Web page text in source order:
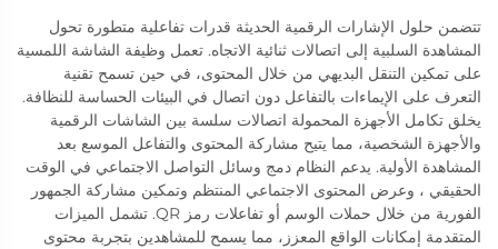
تتضمن حلول الإشارات الرقمية الحديثة قدرات تفاعلية متطورة تحول
المشاهدة السلبية إلى اتصالات ثنائية الاتجاه. تعمل وظيفة الشاشة اللمسية
على تمكين التنقل البديهي من خلال المحتوى، في حين تسمح تقنية
التعرف على الإيماءات بالتفاعل دون اتصال في البيئات الحساسة للنظافة.
يخلق تكامل الأجهزة المحمولة اتصالات سلسة بين الشاشات الرقمية
والأجهزة الشخصية، مما يتيح مشاركة المحتوى والتفاعل الموسع بعد
المشاهدة الأولية. يدعم النظام دمج وسائل التواصل الاجتماعي في الوقت
الحقيقي ، وعرض المحتوى الاجتماعي المنتظم وتمكين مشاركة الجمهور
الفورية من خلال حملات الوسم أو تفاعلات رمز QR. تشمل الميزات
المتقدمة إمكانات الواقع المعزز، مما يسمح للمشاهدين بتجربة محتوى